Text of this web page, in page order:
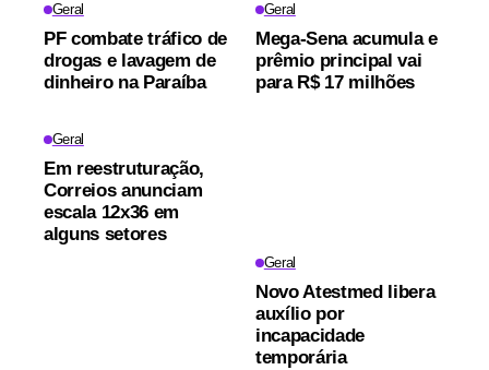
Geral
PF combate tráfico de
drogas e lavagem de
dinheiro na Paraíba
Geral
Mega-Sena acumula e
prêmio principal vai
para R$ 17 milhões
Geral
Em reestruturação,
Correios anunciam
escala 12x36 em
alguns setores
Geral
Novo Atestmed libera
auxílio por
incapacidade
temporária